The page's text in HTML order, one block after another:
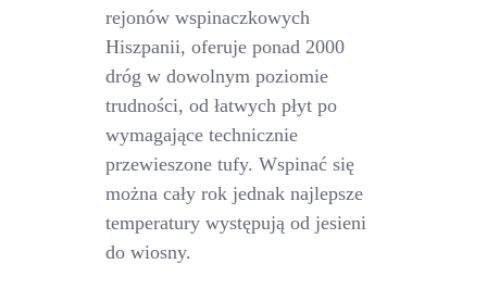
rejonów wspinaczkowych
Hiszpanii, oferuje ponad 2000
dróg w dowolnym poziomie
trudności, od łatwych płyt po
wymagające technicznie
przewieszone tufy. Wspinać się
można cały rok jednak najlepsze
temperatury występują od jesieni
do wiosny.